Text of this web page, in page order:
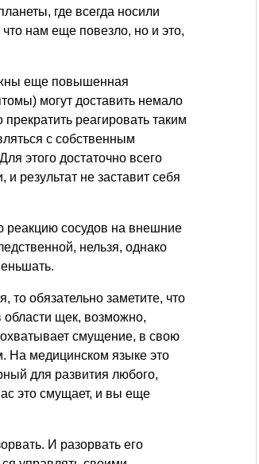
где всегда носили
нам еще повезло, но и это,
еще повышенная
могут доставить немало
реагировать таким
с собственным
этого достаточно всего
результат не заставит себя
реакцию сосудов на внешние
нельзя, однако
то обязательно заметите, что
области щек, возможно,
смущение, в свою
На медицинском языке это
для развития любого,
это смущает, и вы еще
И разорвать его